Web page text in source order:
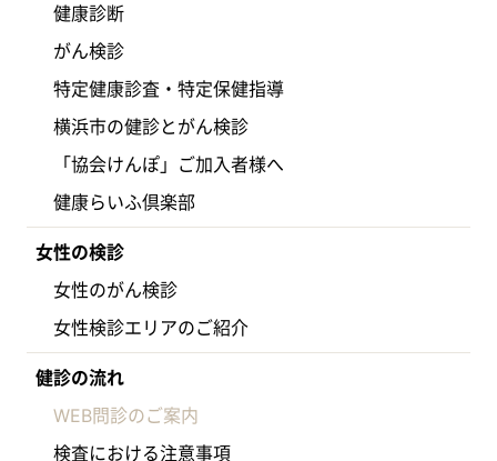
健康診断
がん検診
特定健康診査・特定保健指導
横浜市の健診とがん検診
「協会けんぽ」ご加入者様へ
健康らいふ倶楽部
女性の検診
女性のがん検診
女性検診エリアのご紹介
健診の流れ
WEB問診のご案内
検査における注意事項